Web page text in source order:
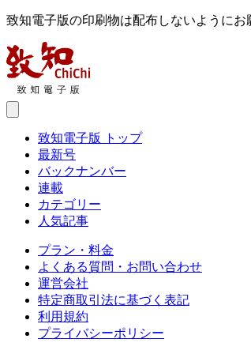
致知電子版の印刷物は配布しないように
致知電子版 トップ
最新号
バックナンバー
連載
カテゴリー
人気記事
プラン・料金
よくある質問・お問い合わせ
運営会社
特定商取引法に基づく表記
利用規約
プライバシーポリシー